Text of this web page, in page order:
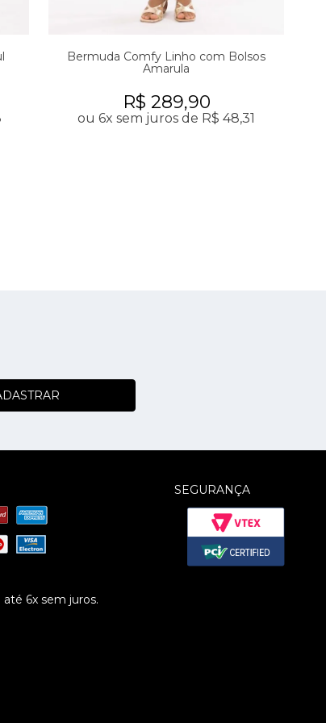
Bermuda Comfy Linho com Bolsos
Amarula
R$ 289,90
ou 6x sem juros de R$ 48,31
6x sem juros.
SEGURANÇA